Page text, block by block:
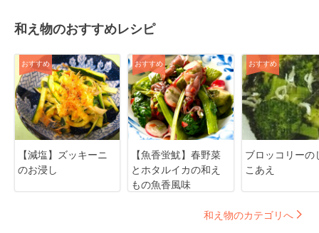
和え物のおすすめレシピ
おすすめ
【減塩】ズッキーニ
のお浸し
おすすめ
【魚香蛍魷】春野菜
とホタルイカの和え
もの魚香風味
おすすめ
ブロッコリーの
こあえ
和え物のカテゴリへ